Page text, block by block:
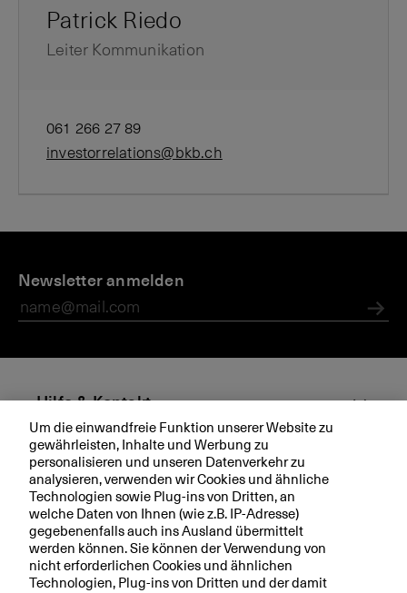
Patrick Riedo
Leiter Kommunikation
061 266 27 89
investorrelations@bkb.ch
i
B
B
n
v
e
t
r
n
Newsletter anmelden
Hilfe & Kontakt
Aktuell
Ihre BKB
Um die einwandfreie Funktion unserer Website zu
gewährleisten, Inhalte und Werbung zu
personalisieren und unseren Datenverkehr zu
analysieren, verwenden wir Cookies und ähnliche
Technologien sowie Plug-ins von Dritten, an
welche Daten von Ihnen (wie z.B. IP-Adresse)
gegebenenfalls auch ins Ausland übermittelt
werden können. Sie können der Verwendung von
nicht erforderlichen Cookies und ähnlichen
Technologien, Plug-ins von Dritten und der damit